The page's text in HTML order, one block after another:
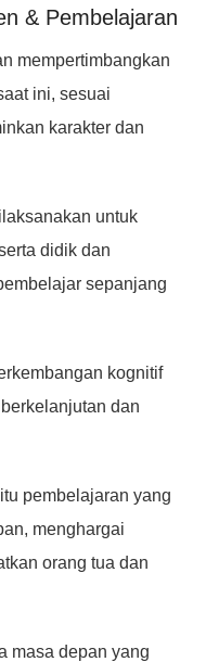
& Pembelajaran
mempertimbangkan
ini, sesuai
karakter dan
untuk
didik dan
sepanjang
kognitif
dan
pembelajaran yang
menghargai
orang tua dan
masa depan yang